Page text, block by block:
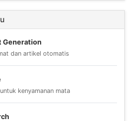
Generation
dan artikel otomatis
kenyamanan mata